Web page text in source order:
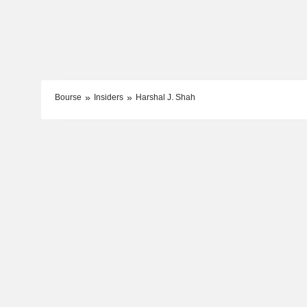
Bourse Insiders Harshal J. Shah